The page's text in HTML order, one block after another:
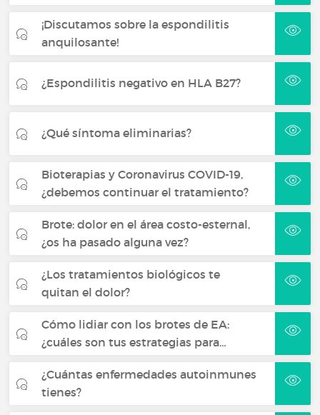
¡Discutamos sobre la espondilitis
anquilosante!
¿Espondilitis negativo en HLA B27?
¿Qué síntoma eliminarias?
Bioterapias y Coronavirus COVID-19,
¿debemos continuar el tratamiento?
Brote: dolor en el área costo-esternal,
¿os ha pasado alguna vez?
¿Los tratamientos biológicos te
quitan el dolor?
Cómo lidiar con los brotes de EA:
¿cuáles son tus estrategias para…
¿Cuántas enfermedades autoinmunes
tienes?